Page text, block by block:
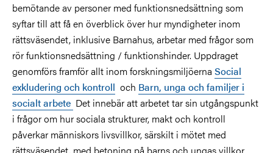
bemötande av personer med funktionsnedsättning som
syftar till att få en överblick över hur myndigheter inom
rättsväsendet, inklusive Barnahus, arbetar med frågor som
rör funktionsnedsättning / funktionshinder. Uppdraget
genomförs framför allt inom forskningsmiljöerna Social
exkludering och kontroll och Barn, unga och familjer i
socialt arbete Det innebär att arbetet tar sin utgångspunkt
i frågor om hur sociala strukturer, makt och kontroll
påverkar människors livsvillkor, särskilt i mötet med